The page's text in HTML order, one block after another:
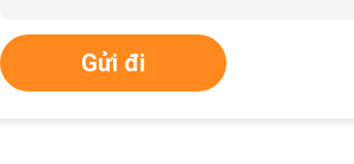
Gửi đi